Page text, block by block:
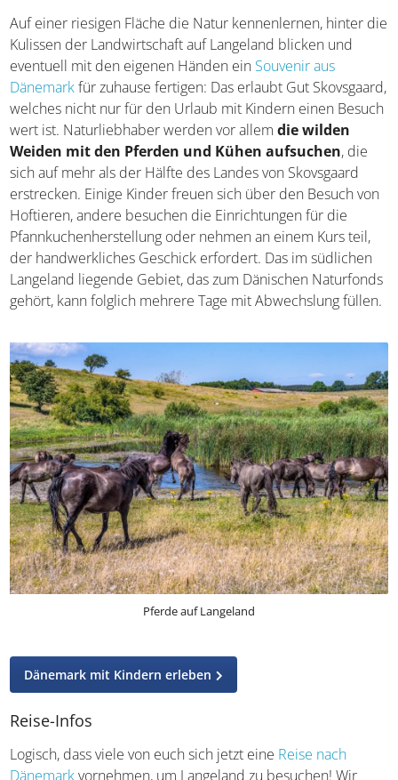
Auf einer riesigen Fläche die Natur kennenlernen, hinter die
Kulissen der Landwirtschaft auf Langeland blicken und
eventuell mit den eigenen Händen ein Souvenir aus
Dänemarkfür zuhause fertigen: Das erlaubt Gut Skovsgaard,
welches nicht nur für den Urlaub mit Kindern einen Besuch
wert ist. Naturliebhaber werden vor allemdie wilden
Weiden mit den Pferden und Kühen aufsuchen, die
sich auf mehr als der Hälfte des Landes von Skovsgaard
erstrecken. Einige Kinder freuen sich über den Besuch von
Hoftieren, andere besuchen die Einrichtungen für die
Pfannkuchenherstellung oder nehmen an einem Kurs teil,
der handwerkliches Geschick erfordert. Das im südlichen
Langeland liegende Gebiet, das zum Dänischen Naturfonds
gehört, kann folglich mehrere Tage mit Abwechslung füllen.
Pferde auf Langeland
Dänemark mit Kindern erleben
Reise-Infos
Logisch, dass viele von euch sich jetzt eine Reise nach
Dänemarkvornehmen, um Langeland zu besuchen! Wir